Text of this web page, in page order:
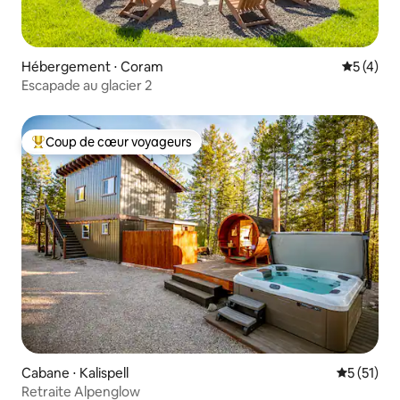
Hébergement ⋅ Coram
5 (4)
Escapade au glacier 2
Coups de cœur voyageurs les plus appréciés
Coup de cœur voyageurs
Cabane ⋅ Kalispell
5 (51)
Retraite Alpenglow